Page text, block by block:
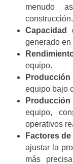
menudo
construcción.
Capacidad
generado
equipo.
equipo bajo
equipo,
operativos
Factores
ajustar la
más